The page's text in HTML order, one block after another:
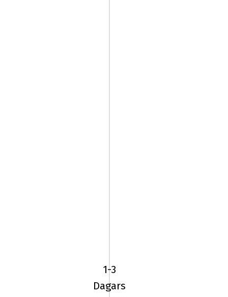
FUTURUM
HP
TL
1-3
Dagars